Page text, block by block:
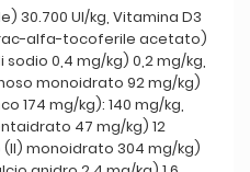
30.700 UI/kg, Vitamina D3
rac-alfa-tocoferile acetato)
sodio 0,4 mg/kg) 0,2 mg/kg,
monoidrato 92 mg/kg)
174 mg/kg): 140 mg/kg,
47 mg/kg) 12
monoidrato 304 mg/kg)